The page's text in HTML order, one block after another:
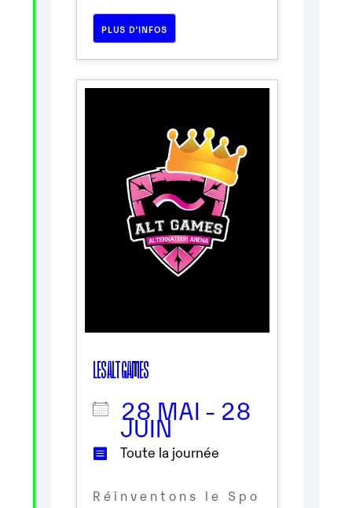
PLUS D’INFOS
LES ALT GAMES
28 MAI - 28
JUIN
Toute la journée
R é i n v e n t o n s l e S p o